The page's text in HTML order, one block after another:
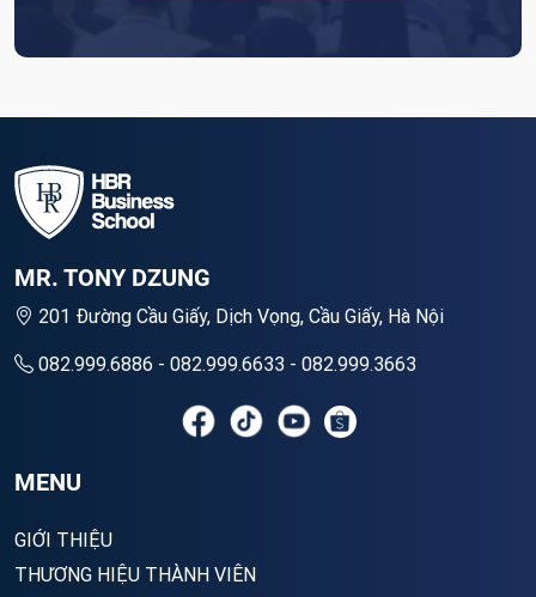
MR. TONY DZUNG
201 Đường Cầu Giấy, Dịch Vọng, Cầu Giấy, Hà Nội
082.999.6886 - 082.999.6633 - 082.999.3663
MENU
GIỚI THIỆU
THƯƠNG HIỆU THÀNH VIÊN